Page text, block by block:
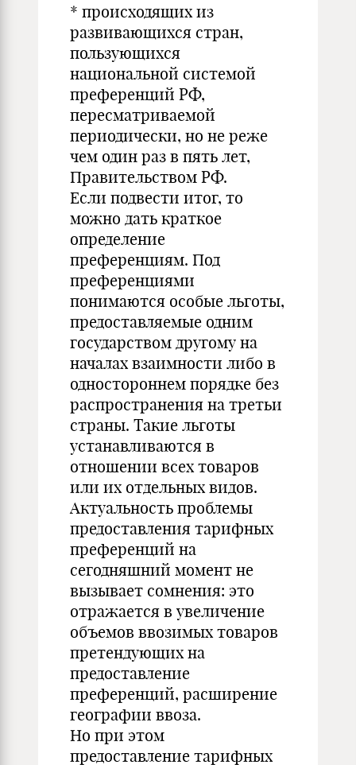
* происходящих из
развивающихся стран,
пользующихся
национальной системой
преференций РФ,
пересматриваемой
периодически, но не реже
чем один раз в пять лет,
Правительством РФ.
Если подвести итог, то
можно дать краткое
определение
преференциям. Под
преференциями
понимаются особые льготы,
предоставляемые одним
государством другому на
началах взаимности либо в
одностороннем порядке без
распространения на третьи
страны. Такие льготы
устанавливаются в
отношении всех товаров
или их отдельных видов.
Актуальность проблемы
предоставления тарифных
преференций на
сегодняшний момент не
вызывает сомнения: это
отражается в увеличение
объемов ввозимых товаров
претендующих на
предоставление
преференций, расширение
географии ввоза.
Но при этом
предоставление тарифных